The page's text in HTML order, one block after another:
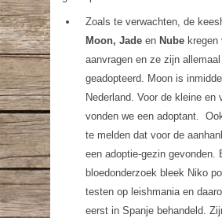
Zoals te verwachten, de
Moon, Jade en Nube kregen
aanvragen en ze zijn allemaal
geadopteerd. Moon is
Nederland. Voor de kleine en
vonden we een adoptant.
te melden dat voor de
een adoptie-gezin gevonden.
bloedonderzoek bleek Niko
testen op leishmania en
eerst in Spanje behandeld.